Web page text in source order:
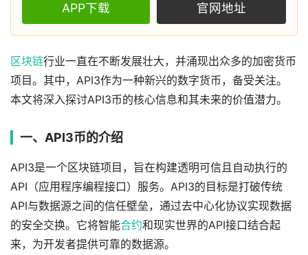
APP下载 官网地址
区块链行业一直在不断发展壮大，并涌现出众多的加密货币
项目。其中，API3作为一种新兴的数字货币，备受关注。
本文将深入探讨API3币的核心信息和其未来的价值潜力。
一、API3币的介绍
API3是一个区块链项目，旨在构建透明可信且自动执行的
API（应用程序编程接口）服务。API3的目标是打破传统
API与数据源之间的信任壁垒，通过去中心化协议实现数据
的安全交换。它将智能合约和现实世界的API接口结合起
来，为开发者提供可靠的数据源。